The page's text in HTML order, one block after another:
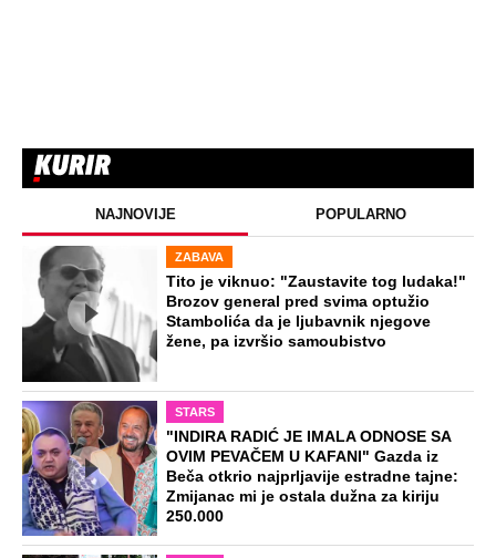
NAJNOVIJE POPULARNO
ZABAVA
Tito je viknuo: "Zaustavite tog ludaka!"
Brozov general pred svima optužio
Stambolića da je ljubavnik njegove
žene, pa izvršio samoubistvo
STARS
"INDIRA RADIĆ JE IMALA ODNOSE SA
OVIM PEVAČEM U KAFANI" Gazda iz
Beča otkrio najprljavije estradne tajne:
Zmijanac mi je ostala dužna za kiriju
250.000